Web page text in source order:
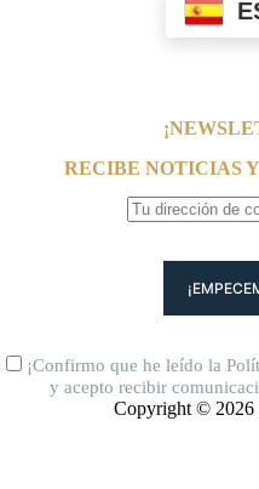
RECIBE NOTICIAS
¡Confirmo que he leído la
y acepto recibir
Copyright © 2026